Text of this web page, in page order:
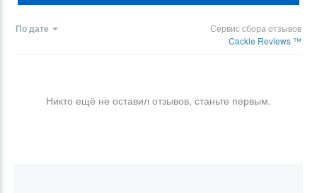
По дате
Сервис сбора отзывов
Cackle Reviews ™
Никто ещё не оставил отзывов, станьте первым.